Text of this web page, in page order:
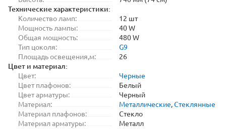
Технические характеристики:
Количество ламп:
12 шт
Мощность лампы:
40 W
Общая мощность:
480 W
Тип цоколя:
G9
Площадь освещения,м:
26
Цвет и материал:
Цвет:
Черные
Цвет плафонов:
Белый
Цвет арматуры:
Черный
Материал:
Металлические,Стеклянные
Материал плафонов:
Стекло
Материал арматуры:
Металл